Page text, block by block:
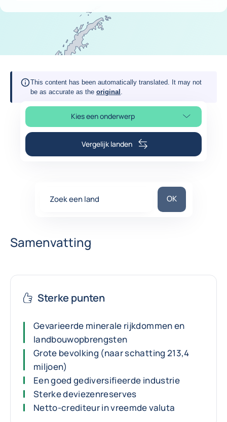
This content has been automatically translated. It may not
be as accurate as the original .
Kies een onderwerpSelecteer paginasectie
Vergelijk landen
Zoek een land Zoek een land
OK
Samenvatting
Sterke punten
Gevarieerde minerale rijkdommen en
landbouwopbrengsten
Grote bevolking (naar schatting 213,4
miljoen)
Een goed gediversifieerde industrie
Sterke deviezenreserves
Netto-crediteur in vreemde valuta